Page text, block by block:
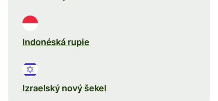
Indonéská rupie
Izraelský nový šekel